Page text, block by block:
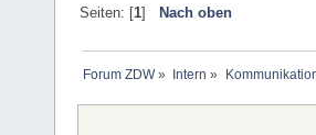
Seiten: [1] Nach oben
Forum ZDW» Intern »